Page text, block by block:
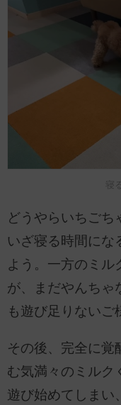
寝
どうやらいちごち
いざ寝る時間にな
よう。一方のミル
が、まだやんちゃ
も遊び足りないご
その後、完全に覚
む気満々のミルク
遊び始めてしまい